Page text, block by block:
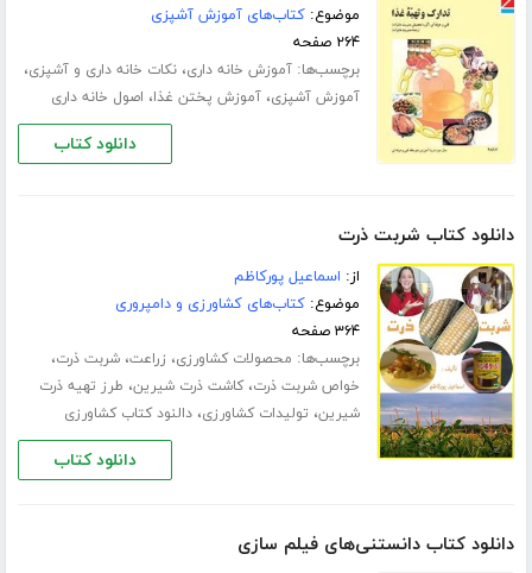
موضوع:کتاب‌های آموزش آشپزی
۲۶۴ صفحه
برچسب‌ها:آموزش خانه داری،نکات خانه داری و آشپزی،
آموزش آشپزی،آموزش پختن غذا، اصول خانه داری
دانلود کتاب
دانلود کتاب شربت ذرت
از: اسماعیل پورکاظم
موضوع:کتاب‌های کشاورزی و دامپروری
۳۶۴ صفحه
برچسب‌ها: محصولات کشاورزی، زراعت،شربت ذرت،
خواص شربت ذرت،کاشت ذرت شیرین، طرز تهیه ذرت
شیرین، تولیدات کشاورزی،دالنود کتاب کشاورزی
دانلود کتاب
دانلود کتاب دانستنی‌های فیلم سازی